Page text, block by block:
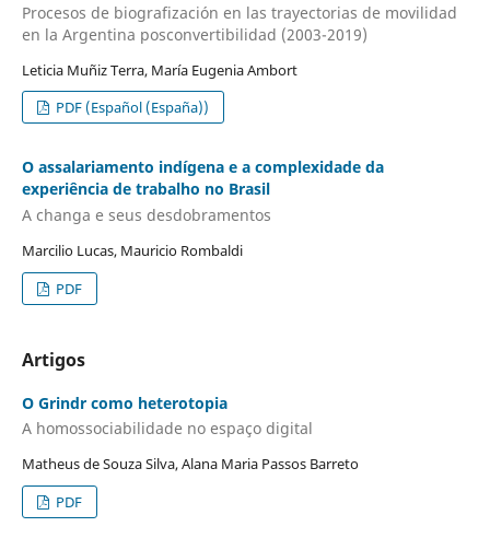
Procesos de biografización en las trayectorias de movilidad
en la Argentina posconvertibilidad (2003-2019)
Leticia Muñiz Terra, María Eugenia Ambort
PDF (Español (España))
O assalariamento indígena e a complexidade da
experiência de trabalho no Brasil
A changa e seus desdobramentos
Marcilio Lucas, Mauricio Rombaldi
PDF
Artigos
O Grindr como heterotopia
A homossociabilidade no espaço digital
Matheus de Souza Silva, Alana Maria Passos Barreto
PDF